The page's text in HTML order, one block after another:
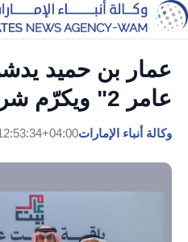
عمار بن حميد
عامر 2" ويكرّم شركاء نجاحها
وكالة أنباء الإمارات